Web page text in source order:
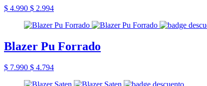
$ 4.990 $ 2.994
Blazer Pu Forrado
$ 7.990 $ 4.794